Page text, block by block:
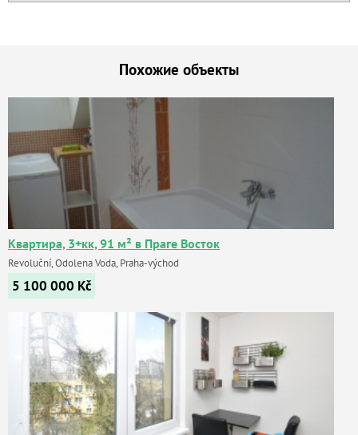
Похожие объекты
Квартира, 3+кк, 91 м² в Праге Восток
Revoluční, Odolena Voda, Praha-východ
5 100 000 Kč